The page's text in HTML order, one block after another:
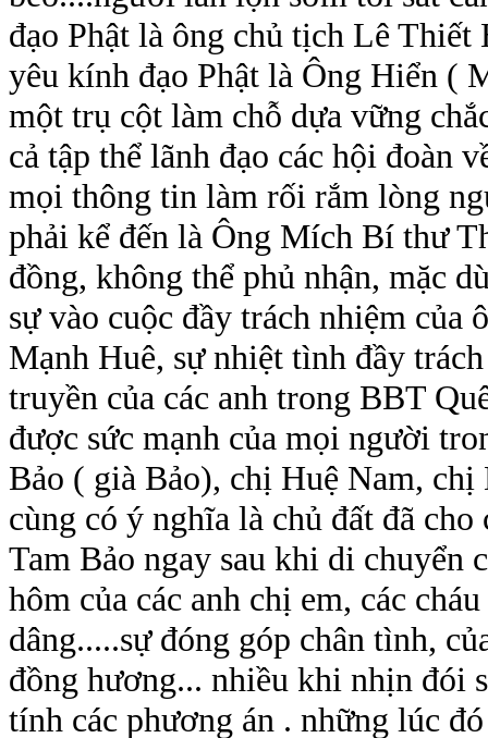
đạo Phật là ông chủ tịch Lê
yêu kính đạo Phật là Ông Hiển (
một trụ cột làm chỗ dựa vững
cả tập thể lãnh đạo các hội đoàn
mọi thông tin làm rối rắm lòng
phải kể đến là Ông Mích Bí thư
đồng, không thể phủ nhận, mặc
sự vào cuộc đầy trách nhiệm của
Mạnh Huê, sự nhiệt tình đầy
truyền của các anh trong BBT
được sức mạnh của mọi người
Bảo ( già Bảo), chị Huệ Nam,
cùng có ý nghĩa là chủ đất đã
Tam Bảo ngay sau khi di chuyển
hôm của các anh chị em, các
dâng.....sự đóng góp chân tình,
đồng hương... nhiều khi nhịn đói
tính các phương án . những lúc